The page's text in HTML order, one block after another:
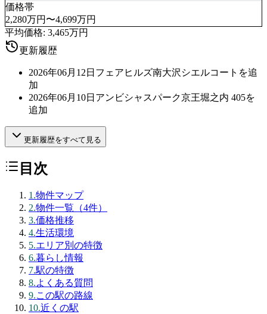
価格帯
2,280万円〜4,699万円
平均価格: 3,465万円
更新履歴
2026年06月12日 フェアヒルズ南大沢シエルコートを追
加
2026年06月10日 アンビシャスパーク京王堀之内 405を
追加
更新履歴をすべて見る
目次
1.物件マップ
2.物件一覧（4件）
3.価格推移
4.生活環境
5.エリア別の特徴
6.暮らし情報
7.駅の特徴
8.よくある質問
9.この駅の路線
10.近くの駅